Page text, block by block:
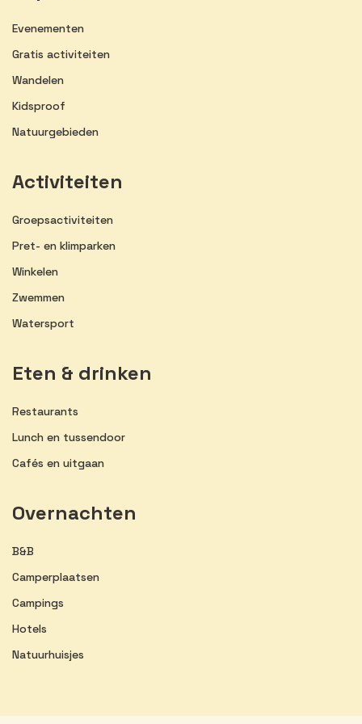
Evenementen
Gratis activiteiten
Wandelen
Kidsproof
Natuurgebieden
Activiteiten
Groepsactiviteiten
Pret- en klimparken
Winkelen
Zwemmen
Watersport
Eten & drinken
Restaurants
Lunch en tussendoor
Cafés en uitgaan
Overnachten
B&B
Camperplaatsen
Campings
Hotels
Natuurhuisjes